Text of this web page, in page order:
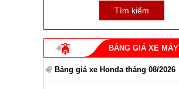
BẢNG GIÁ XE MÁY
Bảng giá xe Honda tháng 08/2026